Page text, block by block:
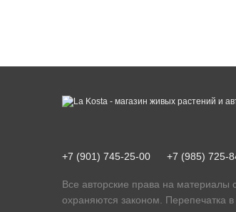
+7 (901) 745-25-00 +7 (985) 725-
Все авторские права на материалы
охраняются законом. Перепечатка